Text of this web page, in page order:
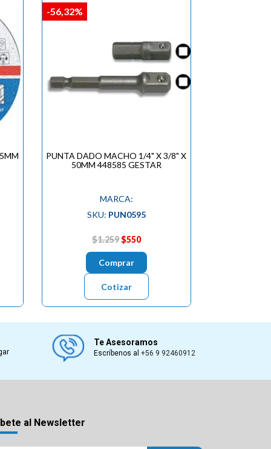
PUNTA DADO MACHO 1/4" X 3/8" X
50MM 448585 GESTAR
MARCA:
SKU: PUN0595
$1.259$550
Comprar
Cotizar
-56,32%
Te Asesoramos
Escríbenos al+56 9 92460912
al Newsletter